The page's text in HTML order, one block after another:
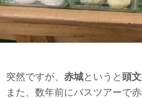
突然ですが、 赤城というと頭
また、数年前にバスツアーで